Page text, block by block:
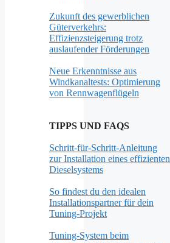
Zukunft des gewerblichen
Güterverkehrs:
Effizienzsteigerung trotz
auslaufender Förderungen
Neue Erkenntnisse aus
Windkanaltests: Optimierung
von Rennwagenflügeln
TIPPS UND FAQS
Schritt-für-Schritt-Anleitung
zur Installation eines effizienten
Dieselsystems
So findest du den idealen
Installationspartner für dein
Tuning-Projekt
Tuning-System beim